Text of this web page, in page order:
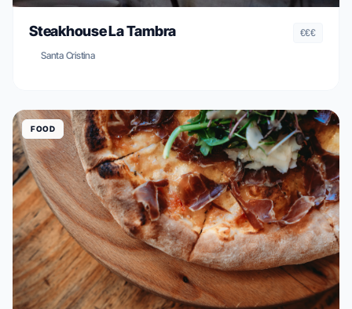
Steakhouse La Tambra €€€
Santa Cristina
FOOD